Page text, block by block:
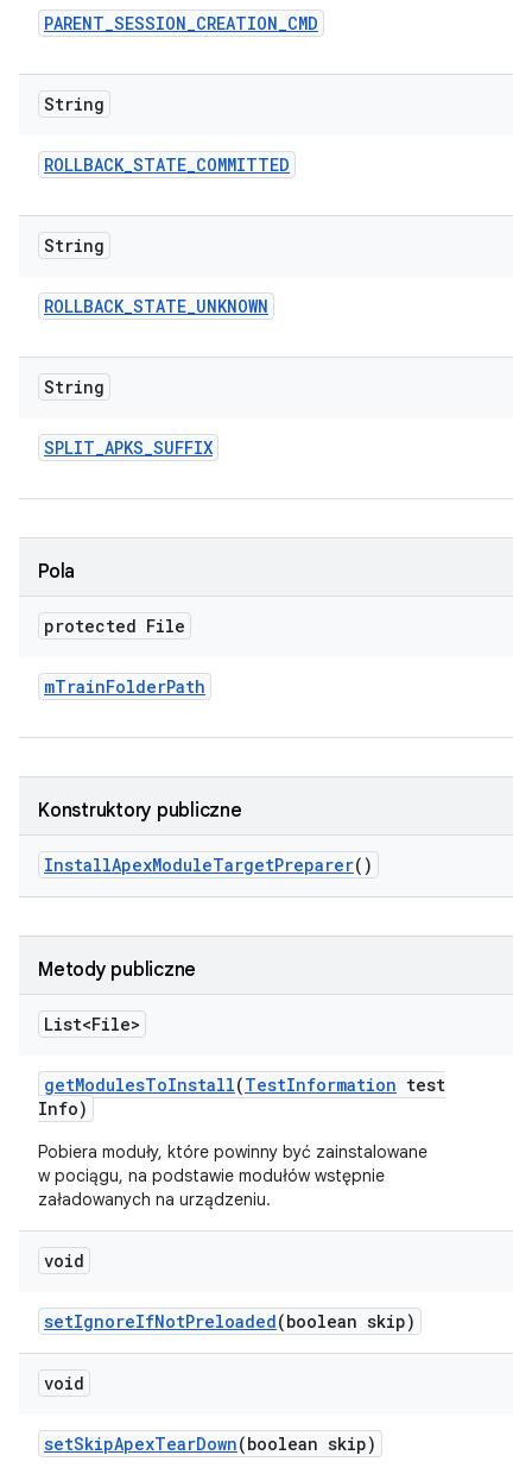
PARENT_SESSION_CREATION_CMD
String
ROLLBACK_STATE_COMMITTED
String
ROLLBACK_STATE_UNKNOWN
String
SPLIT_APKS_SUFFIX
Pola
protected File
mTrainFolderPath
Konstruktory publiczne
InstallApexModuleTargetPreparer()
Metody publiczne
List<File>
getModulesToInstall(TestInformation test
Info)
Pobiera moduły, które powinny być zainstalowane
w pociągu, na podstawie modułów wstępnie
załadowanych na urządzeniu.
void
setIgnoreIfNotPreloaded(boolean skip)
void
setSkipApexTearDown(boolean skip)